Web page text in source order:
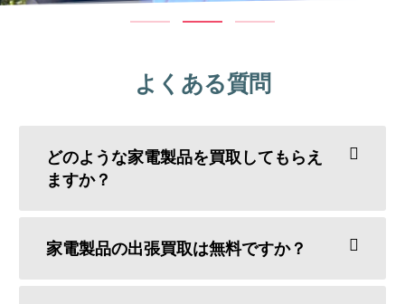
よくある質問
どのような家電製品を買取してもらえ
ますか？
家電製品の出張買取は無料ですか？